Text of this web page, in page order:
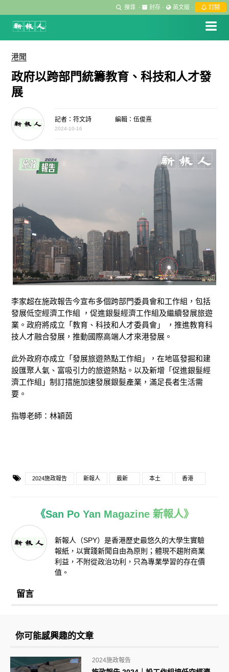
搜尋 · 封存 · 英文版 · 訂閱
港聞
政府以跨部門統籌教育、科技和人才發
展
記者：符文詩 編輯：伍俊熹
2024-10-16
李家超在施政報告今宣布多個跨部門委員會和工作組，包括
發展低空經濟工作組 ，促進銀髮經濟工作組及繼續發展旅遊
業。政府將成立「教育、科技和人才委員會」 ，推進教育科
技人才融合發展，推動國際高端人才來港發展。
此外政府亦成立「發展旅遊熱點工作組」，在地區發掘和建
設匯聚人氣、富吸引力的旅遊熱點。以及新增「促進銀髮經
濟工作組」制訂措施加速發展銀髮產業，滿足長者生活需
要。
指導老師：林穎茵
2024施政報告 新報人 最新 本土 香港
《San Po Yan Magazine 新報人》
新報人（SPY）是香港歷史最悠久的大學生實驗
報紙，以實踐新聞自由為原則；體現不趨附商業
利益，不附從政治功利，只為專業學習的存在價
值。
留言
你可能感興趣的文章
2024施政報告